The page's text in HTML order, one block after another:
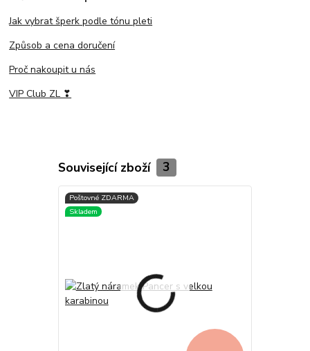
Jak vybrat šperk podle tónu pleti
Způsob a cena doručení
Proč nakoupit u nás
VIP Club ZL ❣
Související zboží 3